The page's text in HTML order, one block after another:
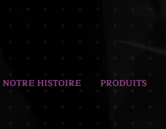
NOTRE HISTOIRE PRODUITS